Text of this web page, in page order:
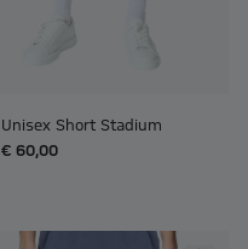
Unisex Short Stadium
€ 60,00